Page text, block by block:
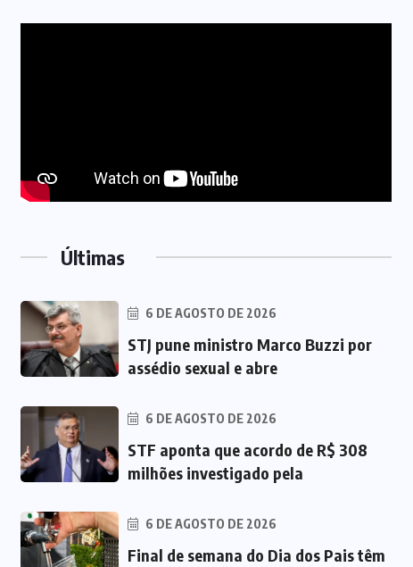
Últimas
6 DE AGOSTO DE 2026
STJ pune ministro Marco Buzzi por
assédio sexual e abre
6 DE AGOSTO DE 2026
STF aponta que acordo de R$ 308
milhões investigado pela
6 DE AGOSTO DE 2026
Final de semana do Dia dos Pais têm